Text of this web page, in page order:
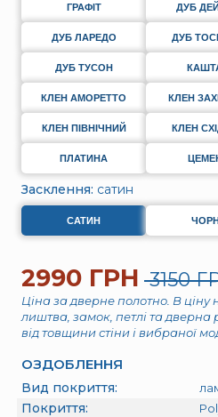
ГРАФІТ ДУБ
ДУБ ЛАРЕДО ДУБ
ДУБ ТУСОН
КЛЕН АМОРЕТТО КЛЕН
КЛЕН ПІВНІЧНИЙ КЛЕН
ПЛАТИНА
Засклення: сатин
САТИН
2990 ГРН 3150
Ціна за дверне полотно. В ціну
лиштва, замок, петлі та дверна
від товщини стіни і вибраної
ОЗДОБЛЕННЯ
Вид покриття:
Покриття: